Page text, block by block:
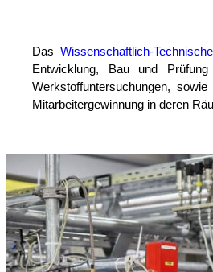
Das Wissenschaftlich-
Entwicklung, Bau und
Werkstoffuntersuchungen,
Mitarbeitergewinnung in deren